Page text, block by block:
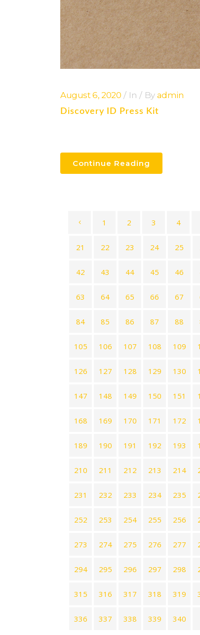
August 6, 2020 In By admin
Discovery ID Press Kit
Continue Reading
1 2 3 4
21 22 23 24 25
42 43 44 45 46
63 64 65 66 67
84 85 86 87 88
105 106 107 108 109
126 127 128 129 130
147 148 149 150 151
168 169 170 171 172
189 190 191 192 193
210 211 212 213 214
231 232 233 234 235
252 253 254 255 256
273 274 275 276 277
294 295 296 297 298
315 316 317 318 319
336 337 338 339 340